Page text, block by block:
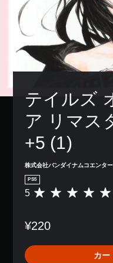
テイルズ
ア リマス
+5 (1)
株式会社バンダイナムコエンタ
PS5
評
は
、
平
5
¥220
カー